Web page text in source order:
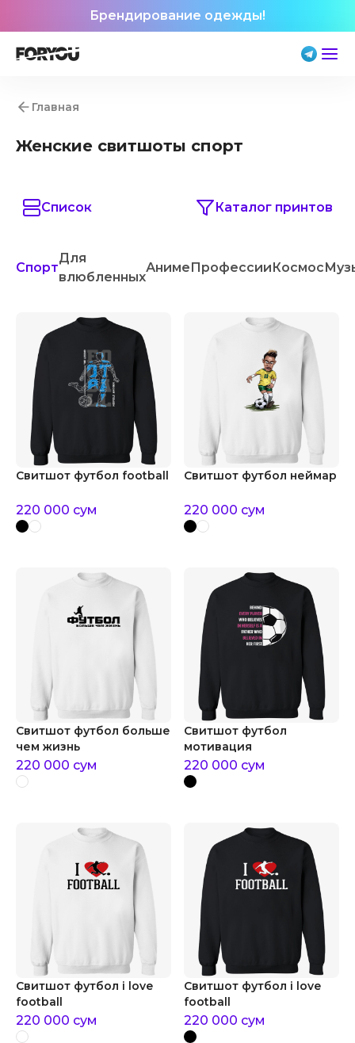
Брендирование одежды!
Главная
Женские свитшоты спорт
Список Каталог принтов
Спорт
Для
влюбленных
АнимеПрофессииКосмос
Свитшот футбол football
220 000 сум
Свитшот футбол неймар
220 000 сум
Свитшот футбол больше
чем жизнь
220 000 сум
Свитшот футбол
мотивация
220 000 сум
Свитшот футбол i love
football
220 000 сум
Свитшот футбол i love
football
220 000 сум